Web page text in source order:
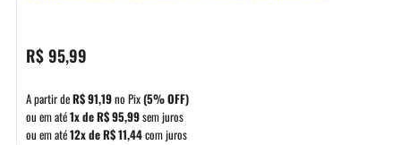
R$95,99
A partir deR$91,19no Pix(5% OFF)
ou em até1x deR$95,99sem juros
ou em até12x deR$11,44com juros